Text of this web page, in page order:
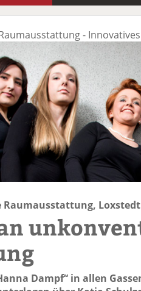
-
Raumausstattung, Loxstedt
Dampf“ in allen